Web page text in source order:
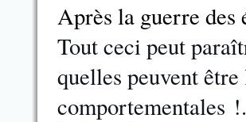
Après la guerre des
Tout ceci peut
quelles peuvent
comportementales